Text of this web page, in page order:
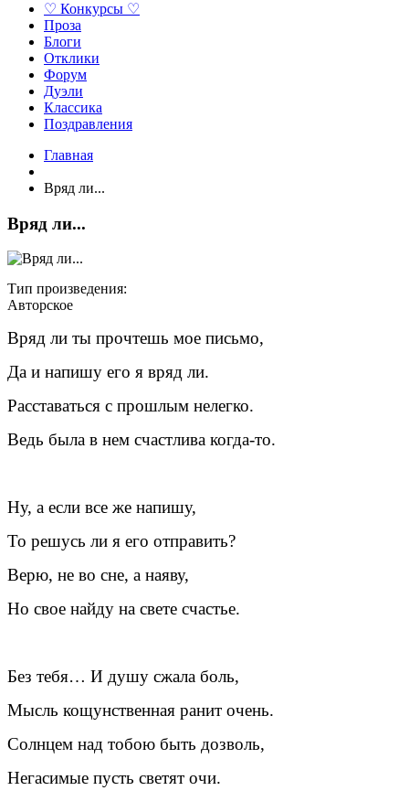
♡ Конкурсы ♡
Проза
Блоги
Отклики
Форум
Дуэли
Классика
Поздравления
Главная
Вряд ли...
Вряд ли...
Тип произведения:
Авторское
Вряд ли ты прочтешь мое письмо,
Да и напишу его я вряд ли.
Расставаться с прошлым нелегко.
Ведь была в нем счастлива когда-то.
Ну, а если все же напишу,
То решусь ли я его отправить?
Верю, не во сне, а наяву,
Но свое найду на свете счастье.
Без тебя… И душу сжала боль,
Мысль кощунственная ранит очень.
Солнцем над тобою быть дозволь,
Негасимые пусть светят очи.